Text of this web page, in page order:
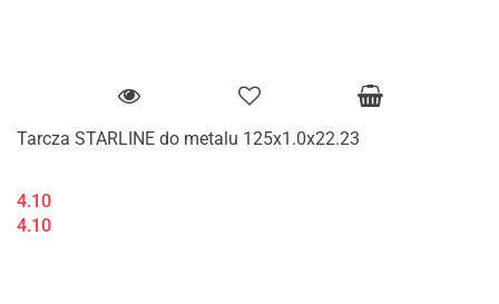
Tarcza STARLINE do metalu 125x1.0x22.23
4.10
4.10